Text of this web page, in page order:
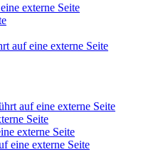
externe Seite
auf eine externe Seite
auf eine externe Seite
Seite
externe Seite
eine externe Seite